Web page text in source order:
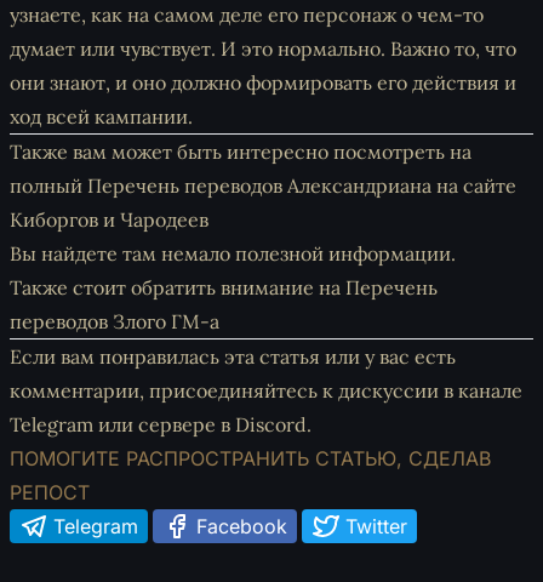
узнаете, как на самом деле его персонаж о чем-то
думает или чувствует. И это нормально. Важно то, что
они знают, и оно должно формировать его действия и
ход всей кампании.
Также вам может быть интересно посмотреть на
полный Перечень переводов Александриана на сайте
Киборгов и Чародеев
Вы найдете там немало полезной информации.
Также стоит обратить внимание на Перечень
переводов Злого ГМ-а
Если вам понравилась эта статья или у вас есть
комментарии, присоединяйтесь к дискуссии в канале
Telegram или сервере в Discord.
ПОМОГИТЕ РАСПРОСТРАНИТЬ СТАТЬЮ, СДЕЛАВ
РЕПОСТ
Telegram
Facebook Twitter